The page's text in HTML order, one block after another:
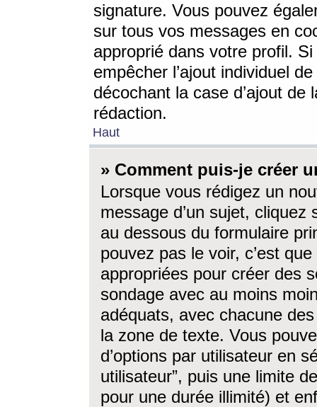
signature. Vous pouvez
sur tous vos messages en
approprié dans votre profil.
empêcher l’ajout individuel
décochant la case d’ajout
rédaction.
Haut
» Comment puis-je créer
Lorsque vous rédigez un
message d’un sujet, cliquez
au dessous du formulaire
pouvez pas le voir, c’est
appropriées pour créer des
sondage avec au moins
adéquats, avec chacune
la zone de texte. Vous
d’options par utilisateur en
utilisateur”, puis une limite
pour une durée illimité) et